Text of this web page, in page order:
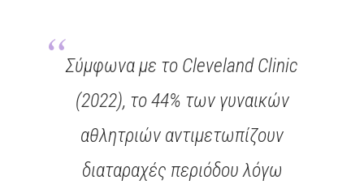
Σύμφωνα με το Cleveland Clinic
(2022), το 44% των γυναικών
αθλητριών αντιμετωπίζουν
διαταραχές περιόδου λόγω